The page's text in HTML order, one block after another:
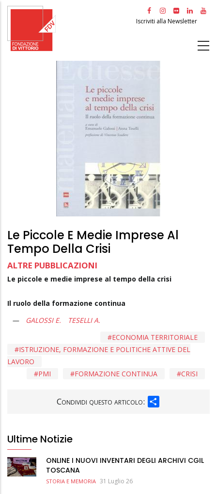
Salta
principale
Iscriviti alla Newsletter
Le Piccole E Medie Imprese Al
Tempo Della Crisi
ALTRE PUBBLICAZIONI
Le piccole e medie imprese al tempo della crisi
Il ruolo della formazione continua
GALOSSI E.
TESELLI A.
ECONOMIA TERRITORIALE
ISTRUZIONE, FORMAZIONE E POLITICHE ATTIVE DEL
LAVORO
CRISI
FORMAZIONE CONTINUA
PMI
Condividi questo articolo:
Ultime Notizie
ONLINE I NUOVI INVENTARI DEGLI ARCHIVI CGIL
TOSCANA
STORIA E MEMORIA 31 Luglio 26